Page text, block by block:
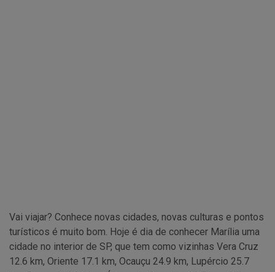
Vai viajar? Conhece novas cidades, novas culturas e pontos
turísticos é muito bom. Hoje é dia de conhecer Marília uma
cidade no interior de SP, que tem como vizinhas Vera Cruz
12.6 km, Oriente 17.1 km, Ocauçu 24.9 km, Lupércio 25.7